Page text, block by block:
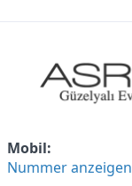
Mobil
Nummer anzeigen